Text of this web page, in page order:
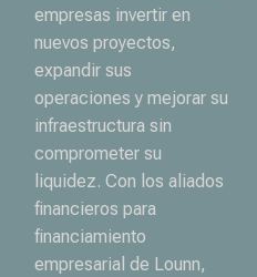
empresas invertir en
nuevos proyectos,
expandir sus
operaciones y mejorar su
infraestructura sin
comprometer su
liquidez. Con los aliados
financieros para
financiamiento
empresarial de Lounn,